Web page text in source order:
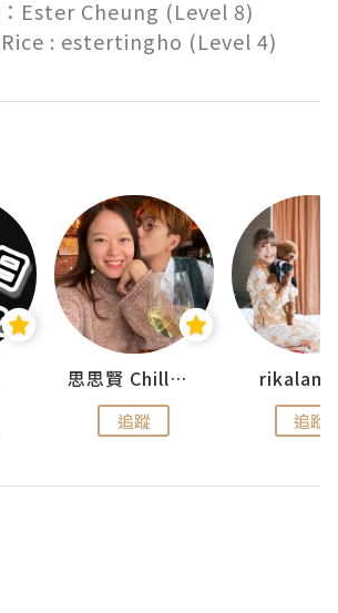
Ester Cheung (Level 8)
思思賢 ChillMyBabe
追蹤 追蹤